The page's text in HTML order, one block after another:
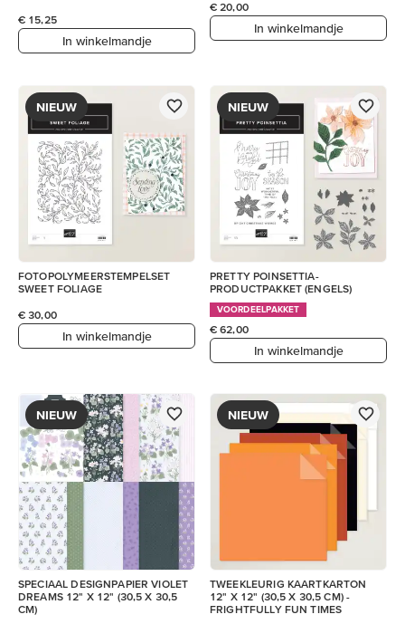
€ 15,25
In winkelmandje
€ 20,00
In winkelmandje
NIEUW
FOTOPOLYMEERSTEMPELSET
SWEET FOLIAGE
€ 30,00
In winkelmandje
NIEUW
PRETTY POINSETTIA-
PRODUCTPAKKET (ENGELS)
VOORDEELPAKKET
€ 62,00
In winkelmandje
NIEUW
SPECIAAL DESIGNPAPIER VIOLET
DREAMS 12" X 12" (30,5 X 30,5
CM)
NIEUW
TWEEKLEURIG KAARTKARTON
12" X 12" (30,5 X 30,5 CM) -
FRIGHTFULLY FUN TIMES